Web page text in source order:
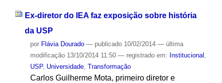
Ex-diretor do IEA faz exposição sobre história
da USP
por Flávia Dourado — publicado10/02/2014 — última
modificação13/10/2014 11:50 — registrado em: Institucional ,
USP, Universidade, Transformação
Carlos Guilherme Mota, primeiro diretor e